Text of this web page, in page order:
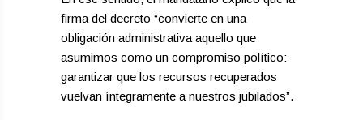
firma del decreto “convierte en una
obligación administrativa aquello que
asumimos como un compromiso político:
garantizar que los recursos recuperados
vuelvan íntegramente a nuestros jubilados”.